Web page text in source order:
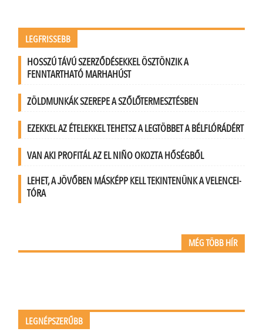
LEGFRISSEBB
HOSSZÚ TÁVÚ SZERZŐDÉSEKKEL ÖSZTÖNZIK A
FENNTARTHATÓ MARHAHÚST
ZÖLDMUNKÁK SZEREPE A SZŐLŐTERMESZTÉSBEN
EZEKKEL AZ ÉTELEKKEL TEHETSZ A LEGTÖBBET A BÉLFLÓRÁDÉRT
VAN AKI PROFITÁL AZ EL NIÑO OKOZTA HŐSÉGBŐL
LEHET, A JÖVŐBEN MÁSKÉPP KELL TEKINTENÜNK A VELENCEI-
TÓRA
MÉG TÖBB HÍR
LEGNÉPSZERŰBB